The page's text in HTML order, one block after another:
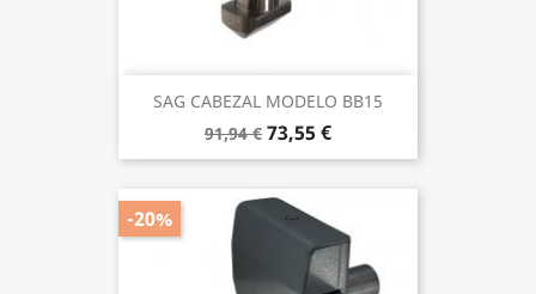
SAG CABEZAL MODELO BB15
91,94 € 73,55 €
-20%